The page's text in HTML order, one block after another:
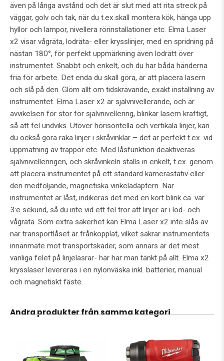
även på långa avstånd och det är slut med att rita streck på
väggar, golv och tak, när du t.ex.skall montera kök, hänga upp
hyllor och lampor, nivellera rörinstallationer etc. Elma Laser
x2 visar vågräta, lodräta- eller krysslinjer, med en spridning på
nästan 180°, för perfekt uppmärkning även lodrätt över
instrumentet. Snabbt och enkelt, och du har båda händerna
fria för arbete. Det enda du skall göra, är att placera lasern
och slå på den. Glöm allt om tidskrävande, exakt inställning av
instrumentet. Elma Laser x2 är självnivellerande, och är
avvikelsen för stor för självnivellering, blinkar lasern kraftigt,
så att fel undviks. Utöver horisontella och vertikala linjer, kan
du också göra raka linjer i skråvinklar – det är perfekt t.ex. vid
uppmätning av trappor etc. Med låsfunktion deaktiveras
självnivelleringen, och skråvinkeln ställs in enkelt, t.ex. genom
att placera instrumentet på ett standard kamerastativ eller
den medföljande, magnetiska vinkeladaptern. När
instrumentet är låst, indikeras det med en kort blink ca. var
3:e sekund, så du inte vid ett fel tror att linjer är i lod- och
vågräta. Som extra säkerhet kan Elma Laser x2 inte slås av
när transportlåset är frånkopplat, vilket säkrar instrumentets
innanmäte mot transportskader, som annars är det mest
vanliga felet på linjelasrar- här har man tänkt på allt. Elma x2
krysslaser levereras i en nylonväska inkl. batterier, manual
och magnetiskt fäste.
Andra produkter från samma kategori